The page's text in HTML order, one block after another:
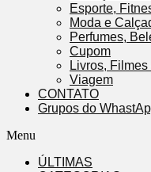
Esporte,
Moda e
Perfumes,
Cupom
Livros,
Viagem
CONTATO
Grupos do
Menu
ÚLTIMAS